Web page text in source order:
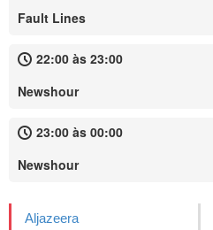
Fault Lines
22:00 às 23:00
Newshour
23:00 às 00:00
Newshour
Aljazeera